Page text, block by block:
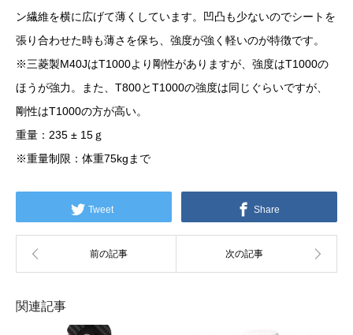
ン繊維を横に広げて薄くしています。凹凸も少ないのでシートを
張り合わせた時も薄さを保ち、強度が強く軽いのが特徴です。
※三菱製M40JはT1000より剛性がありますが、強度はT1000の
ほうが強力。また、T800とT1000の強度は同じぐらいですが、
剛性はT1000の方が高い。
重量：235 ± 15ｇ
※重量制限：体重75kgまで
Tweet Share
関連記事